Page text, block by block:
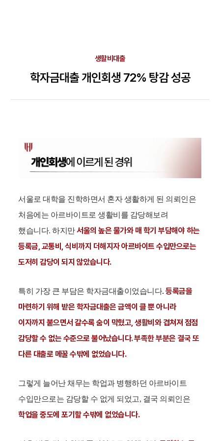
생활비대출
학자금대출 개인회생 72% 탕감 성공
서울로 대학을 진학하면서 혼자 생활하게 된 의뢰인은
처음에는 아르바이트로 생활비를 감당해보려
했습니다. 하지만서울의 높은 물가와 매 학기 부담해야 하는
등록금, 교통비, 식비까지 더해지자 아르바이트 수입만으로는
도저히 감당이 되지 않았습니다.
특히 가장 큰 부담은 학자금대출이었습니다. 등록금을
마련하기 위해 받은 학자금대출은 금액이 클 뿐 아니라
이자까지 붙으면서 갈수록 숨이 막혔고, 생활비와 겹쳐져 점점
감당할 수 없는 수준으로 불어났습니다. 부족한 부분은 결국 또
다른 대출로 메꿀 수밖에 없었습니다.
그렇게 늘어난 채무는 학업과 병행하던 아르바이트
수입만으로는 감당할 수 없게 되었고, 결국 의뢰인은
학업을 중도에 포기할 수밖에 없었습니다.